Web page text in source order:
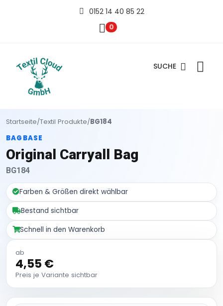
0152 14 40 85 22
0
SUCHE
Startseite/Textil Produkte/BG184
BAGBASE
Original Carryall Bag
BG184
Farben & Größen direkt wählbar
Bestand sichtbar
Schnell in den Warenkorb
ab
4,55 €
Preis je Variante sichtbar